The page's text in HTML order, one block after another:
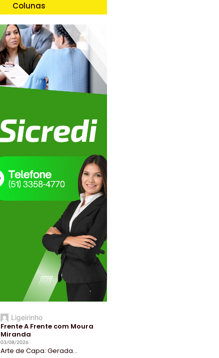
Colunas
Ligeirinho
Frente A Frente com Moura
Miranda
03/08/2026
Arte de Capa: Gerada...